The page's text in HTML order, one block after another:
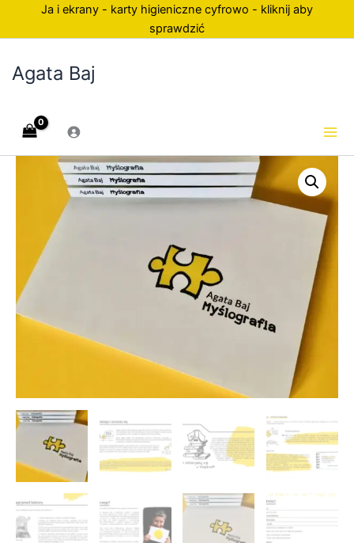
Ja i ekrany - karty higieniczne cyfrowo - kliknij aby
sprawdzić
Agata Baj
MYŚLOGRAFIA